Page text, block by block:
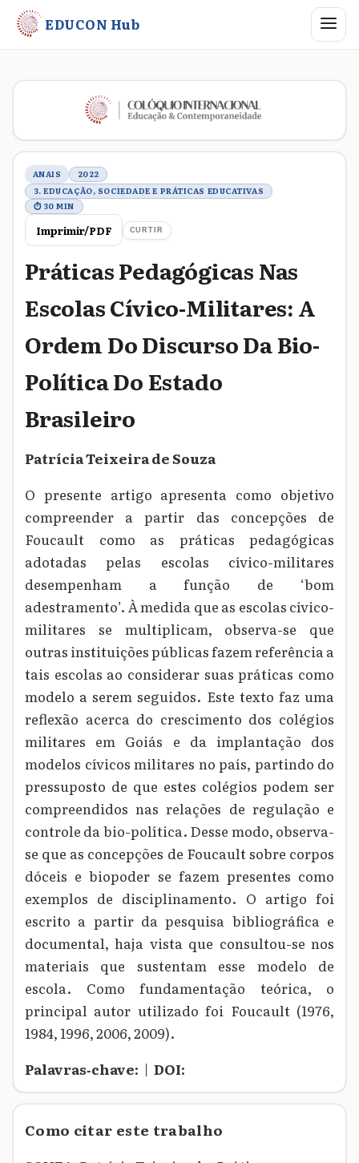
EDUCON Hub Abrir
Metadados do trabalho
ANAIS
2022
3. EDUCAÇÃO, SOCIEDADE E PRÁTICAS EDUCATIVAS
⏱ 30 MIN
Imprimir/PDF CURTIR
Práticas Pedagógicas Nas
Escolas Cívico-Militares: A
Ordem Do Discurso Da Bio-
Política Do Estado
Brasileiro
Patrícia Teixeira de Souza
O presente artigo apresenta como objetivo
compreender a partir das concepções de
Foucault como as práticas pedagógicas
adotadas pelas escolas cívico-militares
desempenham a função de ‘bom
adestramento’. À medida que as escolas cívico-
militares se multiplicam, observa-se que
outras instituições públicas fazem referência a
tais escolas ao considerar suas práticas como
modelo a serem seguidos. Este texto faz uma
reflexão acerca do crescimento dos colégios
militares em Goiás e da implantação dos
modelos cívicos militares no país, partindo do
pressuposto de que estes colégios podem ser
compreendidos nas relações de regulação e
controle da bio-política. Desse modo, observa-
se que as concepções de Foucault sobre corpos
dóceis e biopoder se fazem presentes como
exemplos de disciplinamento. O artigo foi
escrito a partir da pesquisa bibliográfica e
documental, haja vista que consultou-se nos
materiais que sustentam esse modelo de
escola. Como fundamentação teórica, o
principal autor utilizado foi Foucault (1976,
1984, 1996, 2006, 2009).
Palavras‑chave: | DOI:
Como citar este trabalho